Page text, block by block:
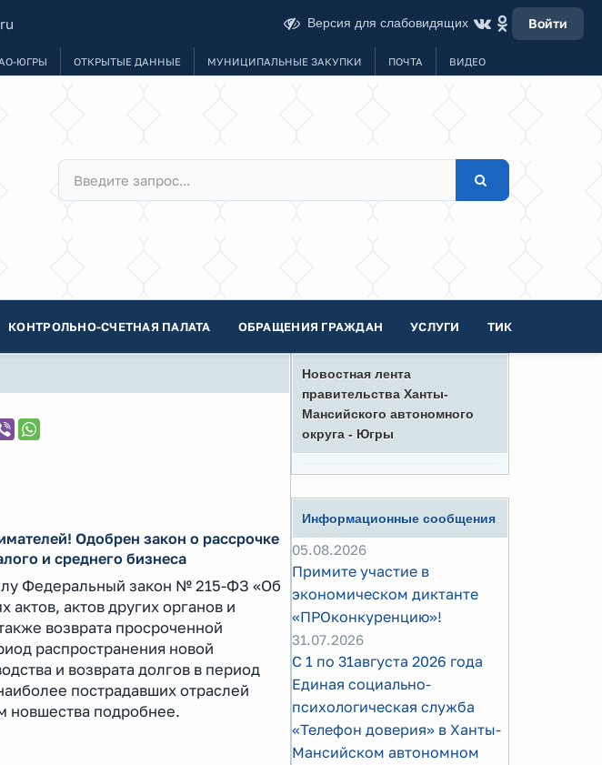
Версия для слабовидящих Войти
ЮГРЫ ОТКРЫТЫЕ ДАННЫЕ МУНИЦИПАЛЬНЫЕ ЗАКУПКИ ПОЧТА ВИДЕО
КОНТРОЛЬНО-СЧЕТНАЯ ПАЛАТА ОБРАЩЕНИЯ ГРАЖДАН УСЛУГИ ТИК
Одобрен закон о рассрочке
и среднего бизнеса
Федеральный закон № 215-ФЗ «Об
актов, актов других органов и
возврата просроченной
распространения новой
и возврата долгов в период
пострадавших отраслей
новшества подробнее.
Новостная лента
правительства Ханты-
Мансийского автономного
округа - Югры
Информационные сообщения
05.08.2026
Примите участие в
экономическом диктанте
«ПРОконкуренцию»!
31.07.2026
С 1 по 31августа 2026 года
Единая социально-
психологическая служба
«Телефон доверия» в Ханты-
Мансийском автономном